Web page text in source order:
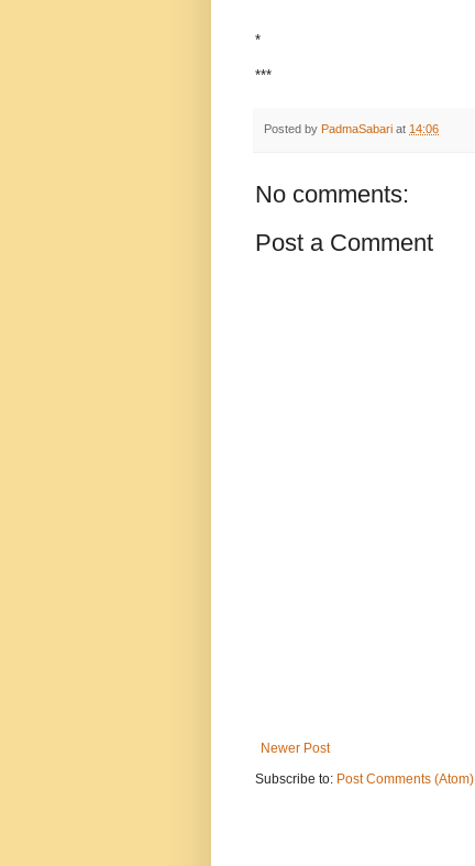
*
***
Posted by PadmaSabari at 14:06
No comments:
Post a Comment
Newer Post
Subscribe to: Post Comments (Atom)